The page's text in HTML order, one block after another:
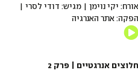
אורח: יקי נוימן | מגיש: דודי לסרי |
הפקה: אתר האנרגיה
חלוצים אנרגטיים | פרק 2